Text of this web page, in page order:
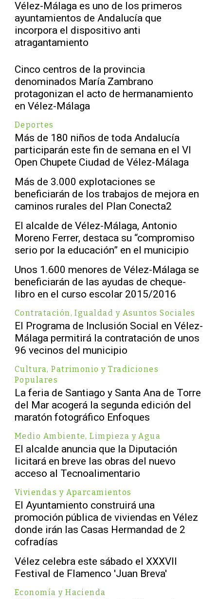
Vélez-Málaga es uno de los primeros
ayuntamientos de Andalucía que
incorpora el dispositivo anti
atragantamiento
Cinco centros de la provincia
denominados María Zambrano
protagonizan el acto de hermanamiento
en Vélez-Málaga
Deportes
Más de 180 niños de toda Andalucía
participarán este fin de semana en el VI
Open Chupete Ciudad de Vélez-Málaga
Más de 3.000 explotaciones se
beneficiarán de los trabajos de mejora en
caminos rurales del Plan Conecta2
El alcalde de Vélez-Málaga, Antonio
Moreno Ferrer, destaca su “compromiso
serio por la educación” en el municipio
Unos 1.600 menores de Vélez-Málaga se
beneficiarán de las ayudas de cheque-
libro en el curso escolar 2015/2016
Contratación, Igualdad y Asuntos Sociales
El Programa de Inclusión Social en Vélez-
Málaga permitirá la contratación de unos
96 vecinos del municipio
Cultura, Patrimonio y Tradiciones
Populares
La feria de Santiago y Santa Ana de Torre
del Mar acogerá la segunda edición del
maratón fotográfico Enfoques
Medio Ambiente, Limpieza y Agua
El alcalde anuncia que la Diputación
licitará en breve las obras del nuevo
acceso al Tecnoalimentario
Viviendas y Aparcamientos
El Ayuntamiento construirá una
promoción pública de viviendas en Vélez
donde irán las Casas Hermandad de 2
cofradías
Vélez celebra este sábado el XXXVII
Festival de Flamenco 'Juan Breva'
Economía y Hacienda